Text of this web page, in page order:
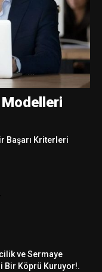
Başarı Kriterleri
ve Sermaye
Bir Köprü Kuruyor!.